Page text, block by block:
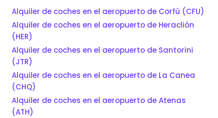
Alquiler de coches en el aeropuerto de Corfú (CFU)
Alquiler de coches en el aeropuerto de Heraclión
(HER)
Alquiler de coches en el aeropuerto de Santorini
(JTR)
Alquiler de coches en el aeropuerto de La Canea
(CHQ)
Alquiler de coches en el aeropuerto de Atenas
(ATH)